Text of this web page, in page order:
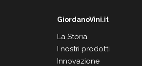
GiordanoVini.it
La Storia
I nostri prodotti
Innovazione